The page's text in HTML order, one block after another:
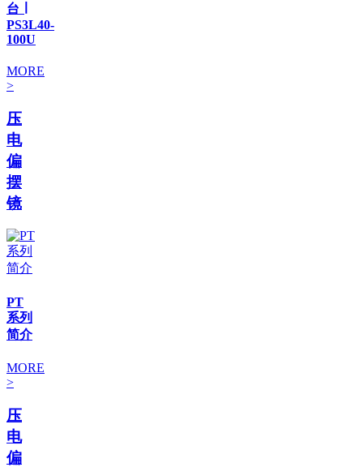
台 ∣
PS3L40-
100U
MORE
>
压
电
偏
摆
镜
PT
系列
简介
MORE
>
压
电
偏